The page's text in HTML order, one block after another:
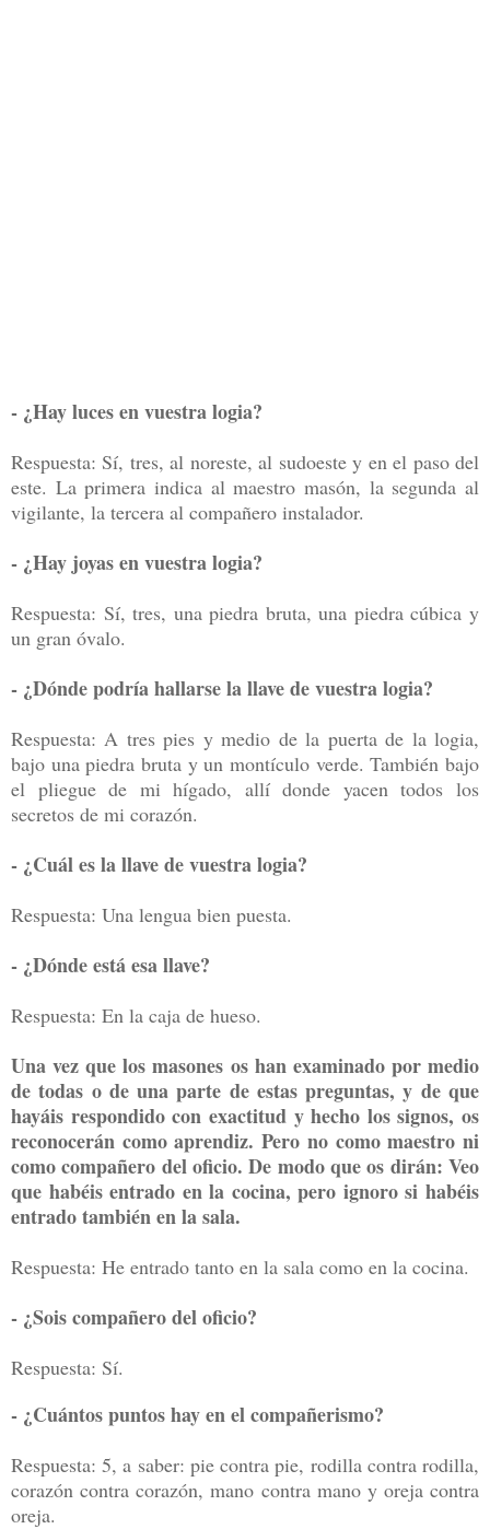
- ¿Hay luces en vuestra logia?
Respuesta: Sí, tres, al noreste, al sudoeste y en el paso del
este. La primera indica al maestro masón, la segunda al
vigilante, la tercera al compañero instalador.
- ¿Hay joyas en vuestra logia?
Respuesta: Sí, tres, una piedra bruta, una piedra cúbica y
un gran óvalo.
- ¿Dónde podría hallarse la llave de vuestra logia?
Respuesta: A tres pies y medio de la puerta de la logia,
bajo una piedra bruta y un montículo verde. También bajo
el pliegue de mi hígado, allí donde yacen todos los
secretos de mi corazón.
- ¿Cuál es la llave de vuestra logia?
Respuesta: Una lengua bien puesta.
- ¿Dónde está esa llave?
Respuesta: En la caja de hueso.
Una vez que los masones os han examinado por medio
de todas o de una parte de estas preguntas, y de que
hayáis respondido con exactitud y hecho los signos, os
reconocerán como aprendiz. Pero no como maestro ni
como compañero del oficio. De modo que os dirán: Veo
que habéis entrado en la cocina, pero ignoro si habéis
entrado también en la sala.
Respuesta: He entrado tanto en la sala como en la cocina.
- ¿Sois compañero del oficio?
Respuesta: Sí.
- ¿Cuántos puntos hay en el compañerismo?
Respuesta: 5, a saber: pie contra pie, rodilla contra rodilla,
corazón contra corazón, mano contra mano y oreja contra
oreja.